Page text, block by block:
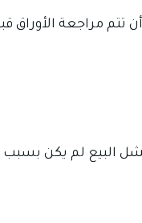
مراجعة الأوراق
البيع لم يكن